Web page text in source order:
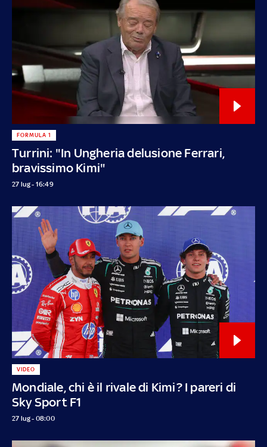
Turrini: "In Ungheria delusione Ferrari,
bravissimo Kimi"
FORMULA 1
27 lug - 16:49
Mondiale, chi è il rivale di Kimi? I pareri di
Sky Sport F1
VIDEO
27 lug - 08:00